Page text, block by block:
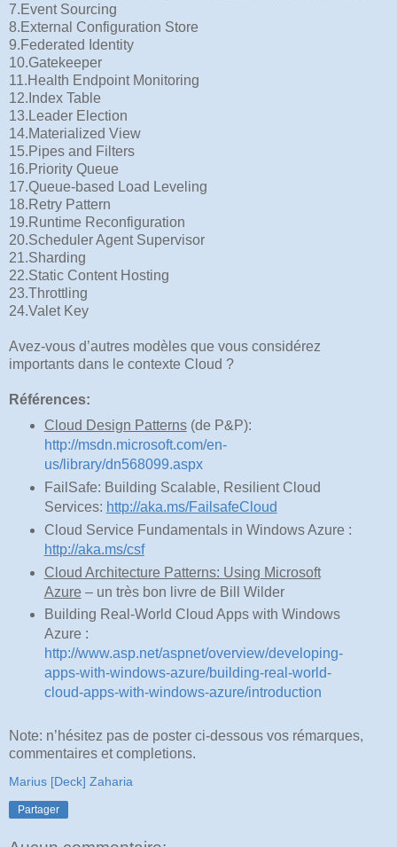
7.Event Sourcing
8.External Configuration Store
9.Federated Identity
10.Gatekeeper
11.Health Endpoint Monitoring
12.Index Table
13.Leader Election
14.Materialized View
15.Pipes and Filters
16.Priority Queue
17.Queue-based Load Leveling
18.Retry Pattern
19.Runtime Reconfiguration
20.Scheduler Agent Supervisor
21.Sharding
22.Static Content Hosting
23.Throttling
24.Valet Key
Avez-vous d’autres modèles que vous considérez
importants dans le contexte Cloud ?
Références:
Cloud Design Patterns(de P&P):
http://msdn.microsoft.com/en-
us/library/dn568099.aspx
FailSafe: Building Scalable, Resilient Cloud
Services: http://aka.ms/FailsafeCloud
Cloud Service Fundamentals in Windows Azure :
http://aka.ms/csf
Cloud Architecture Patterns: Using Microsoft
Azure – un très bon livre de Bill Wilder
Building Real-World Cloud Apps with Windows
Azure :
http://www.asp.net/aspnet/overview/developing-
apps-with-windows-azure/building-real-world-
cloud-apps-with-windows-azure/introduction
Note: n’hésitez pas de poster ci-dessous vos rémarques,
commentaires et completions.
Marius [Deck] Zaharia
Partager